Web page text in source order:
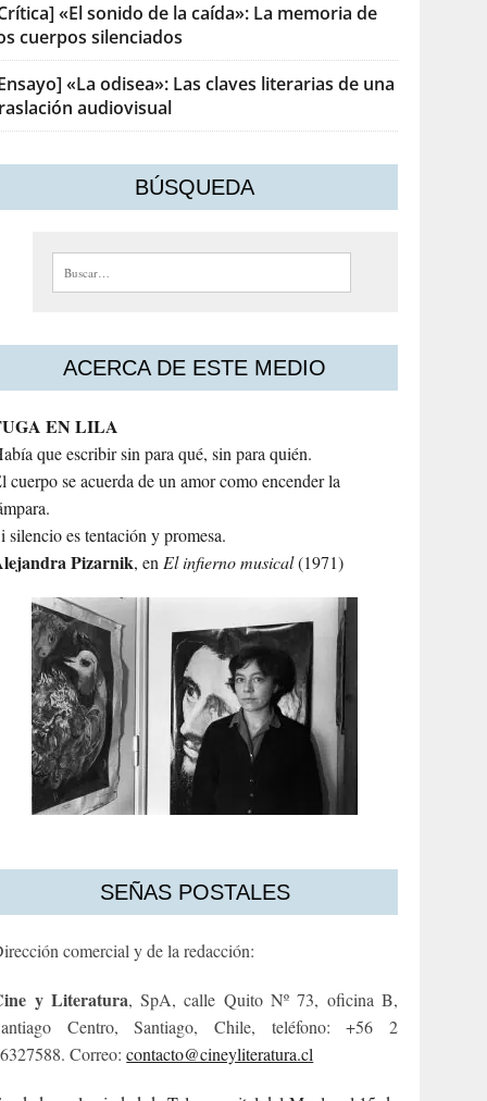
«El sonido de la caída»: La memoria de
cuerpos silenciados
«La odisea»: Las claves literarias de una
audiovisual
BÚSQUEDA
Buscar:
ACERCA DE ESTE MEDIO
EN LILA
que escribir sin para qué, sin para quién.
cuerpo se acuerda de un amor como encender la
silencio es tentación y promesa.
Pizarnik, enEl infierno musical(1971)
SEÑAS POSTALES
comercial y de la redacción:
y Literatura, SpA, calle Quito Nº 73, oficina B,
Centro, Santiago, Chile, teléfono: +56 2
Correo:contacto@cineyliteratura.cl